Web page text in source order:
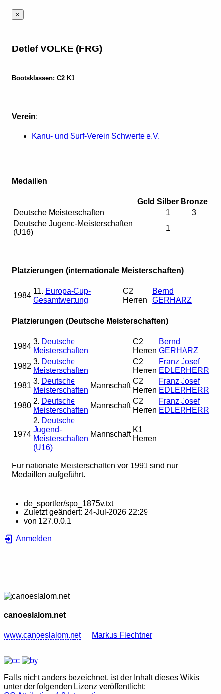
×
Detlef VOLKE (FRG)
Bootsklassen: C2 K1
Verein:
Kanu- und Surf-Verein Schwerte e.V.
Medaillen
Gold Silber Bronze
Deutsche Meisterschaften
1
3
Deutsche Jugend-Meisterschaften
(U16)
1
Platzierungen (internationale Meisterschaften)
1984
11. Europa-Cup-
Gesamtwertung
C2
Herren
Bernd
GERHARZ
Platzierungen (Deutsche Meisterschaften)
1984
3. Deutsche
Meisterschaften
C2
Herren
Bernd
GERHARZ
1982
3. Deutsche
Meisterschaften
C2
Herren
Franz Josef
EDLERHERR
1981
3. Deutsche
Meisterschaften
Mannschaft
C2
Herren
Franz Josef
EDLERHERR
1980
2. Deutsche
Meisterschaften
Mannschaft
C2
Herren
Franz Josef
EDLERHERR
1974
2. Deutsche
Jugend-
Meisterschaften
(U16)
Mannschaft
K1
Herren
Für nationale Meisterschaften vor 1991 sind nur
Medaillen aufgeführt.
de_sportler/spo_1875v.txt
Zuletzt geändert: 24-Jul-2026 22:29
von 127.0.0.1
Anmelden
canoeslalom.net
www.canoeslalom.net Markus Flechtner
Falls nicht anders bezeichnet, ist der Inhalt dieses Wikis
unter der folgenden Lizenz veröffentlicht: